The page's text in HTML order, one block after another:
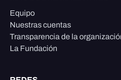
Equipo
Nuestras cuentas
Transparencia de la
La Fundación